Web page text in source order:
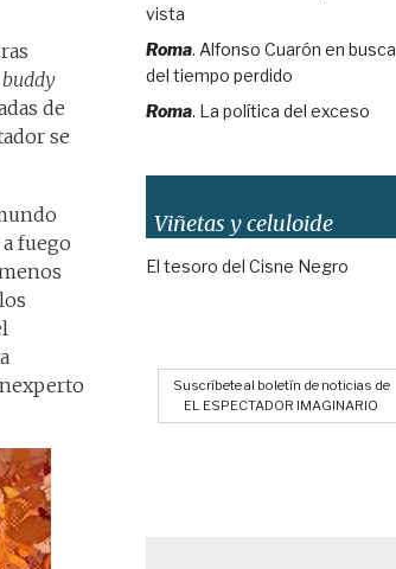
buddy
de
se
fuego
vista
Roma. Alfonso Cuarón en busca
del tiempo perdido
Roma. La política del exceso
Viñetas y celuloide
El tesoro del Cisne Negro
Suscríbete al boletín de noticias de
EL ESPECTADOR IMAGINARIO